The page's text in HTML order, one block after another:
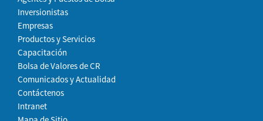
Inversionistas
Empresas
Productos y Servicios
Capacitación
Bolsa de Valores de CR
Comunicados y Actualidad
Contáctenos
Intranet